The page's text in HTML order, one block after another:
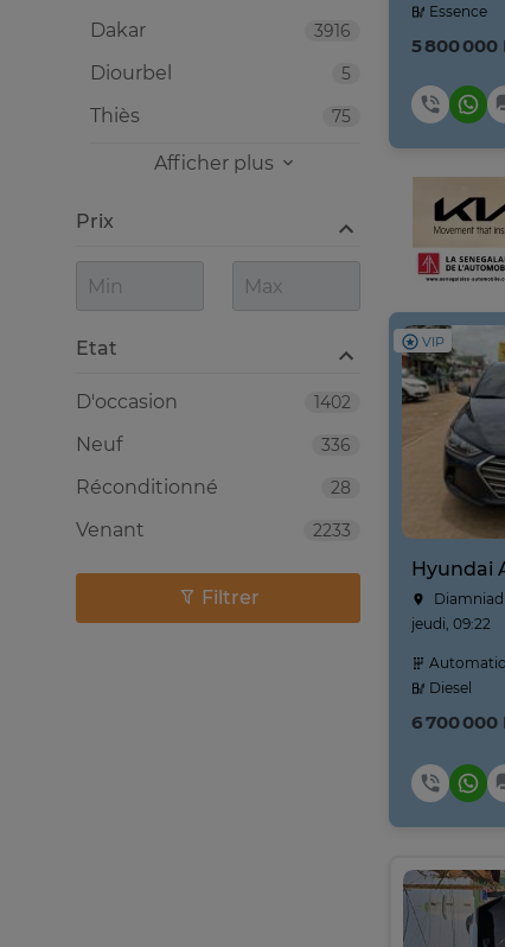
Essence
5 800 000
VIP
Hyundai
jeudi, 09:22
Diesel
6 700 000
3916
Dakar
5
Diourbel
75
Thiès
Afficher plus
Prix
Etat
1402
D'occasion
336
Neuf
28
Réconditionné
2233
Venant
Filtrer